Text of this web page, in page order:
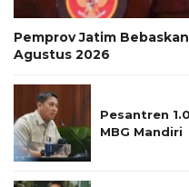
Pemprov Jatim
Agustus 2026
Pesantren
MBG Mandiri